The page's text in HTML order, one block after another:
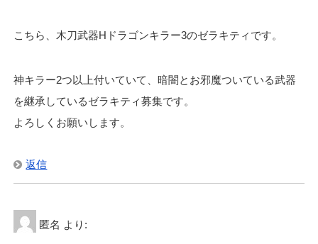
こちら、木刀武器Hドラゴンキラー3のゼラキティです。
神キラー2つ以上付いていて、暗闇とお邪魔ついている武器
を継承しているゼラキティ募集です。
よろしくお願いします。
返信
匿名 より: